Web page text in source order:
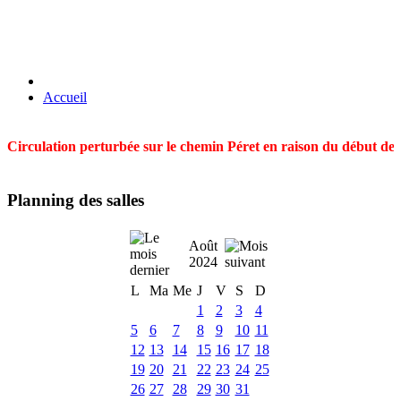
Accueil
Circulation perturbée sur le chemin Péret en raison du début
Planning des salles
Août
2024
L
Ma Me J V S
D
1
2 3
4
5
6 7 8 9 10 11
12 13 14 15 16 17 18
19 20 21 22 23 24 25
26 27 28 29 30 31